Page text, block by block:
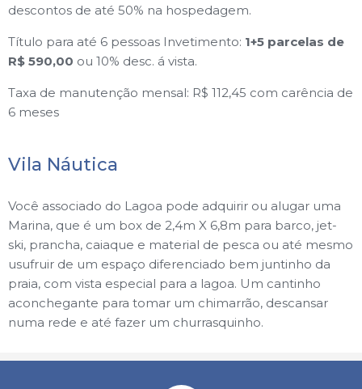
descontos de até 50% na hospedagem.
Título para até 6 pessoas Invetimento: 1+5 parcelas de
R$ 590,00 ou 10% desc. á vista.
Taxa de manutenção mensal: R$ 112,45 com carência de
6 meses
Vila Náutica
Você associado do Lagoa pode adquirir ou alugar uma
Marina, que é um box de 2,4m X 6,8m para barco, jet-
ski, prancha, caiaque e material de pesca ou até mesmo
usufruir de um espaço diferenciado bem juntinho da
praia, com vista especial para a lagoa. Um cantinho
aconchegante para tomar um chimarrão, descansar
numa rede e até fazer um churrasquinho.